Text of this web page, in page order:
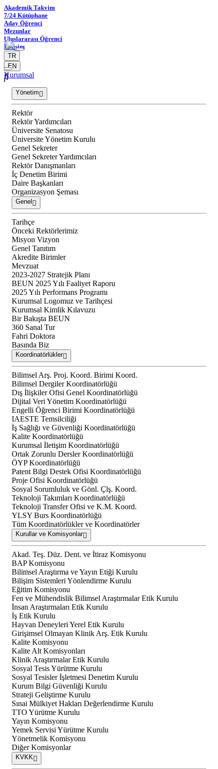
Akademik Takvim
7/24 Kütüphane
Aday Öğrenci
Mezunlar
Uluslararası Öğrenci
İletişim
TR
EN
Kurumsal
Yönetim
Rektör
Rektör Yardımcıları
Üniversite Senatosu
Üniversite Yönetim Kurulu
Genel Sekreter
Genel Sekreter Yardımcıları
Rektör Danışmanları
İç Denetim Birimi
Daire Başkanları
Organizasyon Şeması
Genel
Tarihçe
Önceki Rektörlerimiz
Misyon Vizyon
Genel Tanıtım
Akredite Birimler
Mevzuat
2023-2027 Stratejik Planı
BEUN 2025 Yılı Faaliyet Raporu
2025 Yılı Performans Programı
Kurumsal Logomuz ve Tarihçesi
Kurumsal Kimlik Kılavuzu
Bir Bakışta BEUN
360 Sanal Tur
Fahri Doktora
Basında Biz
Koordinatörlükler
Bilimsel Arş. Proj. Koord. Birimi Koord.
Bilimsel Dergiler Koordinatörlüğü
Dış İlişkiler Ofisi Genel Koordinatörlüğü
Dijital Veri Yönetim Koordinatörlüğü
Engelli Öğrenci Birimi Koordinatörlüğü
IAESTE Temsilciliği
İş Sağlığı ve Güvenliği Koordinatörlüğü
Kalite Koordinatörlüğü
Kurumsal İletişim Koordinatörlüğü
Ortak Zorunlu Dersler Koordinatörlüğü
ÖYP Koordinatörlüğü
Patent Bilgi Destek Ofisi Koordinatörlüğü
Proje Ofisi Koordinatörlüğü
Sosyal Sorumluluk ve Gönl. Çlş. Koord.
Teknoloji Takımları Koordinatörlüğü
Teknoloji Transfer Ofisi ve K.M. Koord.
YLSY Burs Koordinatörlüğü
Tüm Koordinatörlükler ve Koordinatörler
Kurullar ve Komisyonlar
Akad. Teş. Düz. Dent. ve İtiraz Komisyonu
BAP Komisyonu
Bilimsel Araştırma ve Yayın Etiği Kurulu
Bilişim Sistemleri Yönlendirme Kurulu
Eğitim Komisyonu
Fen ve Mühendislik Bilimsel Araştırmalar Etik Kurulu
İnsan Araştırmaları Etik Kurulu
İş Etik Kurulu
Hayvan Deneyleri Yerel Etik Kurulu
Girişimsel Olmayan Klinik Arş. Etik Kurulu
Kalite Komisyonu
Kalite Alt Komisyonları
Klinik Araştırmalar Etik Kurulu
Sosyal Tesis Yürütme Kurulu
Sosyal Tesisler İşletmesi Denetim Kurulu
Kurum Bilgi Güvenliği Kurulu
Strateji Geliştirme Kurulu
Sınai Mülkiyet Hakları Değerlendirme Kurulu
TTO Yürütme Kurulu
Yayın Komisyonu
Yemek Servisi Yürütme Kurulu
Yönetmelik Komisyonu
Diğer Komisyonlar
KVKK